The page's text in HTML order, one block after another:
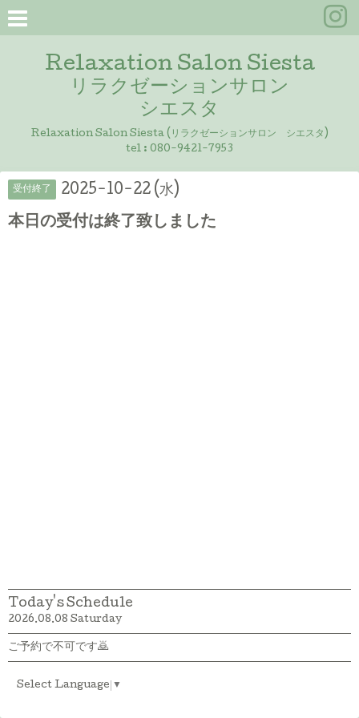
Relaxation Salon Siesta
リラクゼーションサロン
シエスタ
Relaxation Salon Siesta (リラクゼーションサロン シエスタ)
tel : 080-9421-7953
受付終了 2025-10-22 (水)
本日の受付は終了致しました
Today's Schedule
2026.08.08 Saturday
ご予約で不可です🙇
Select Language ▼